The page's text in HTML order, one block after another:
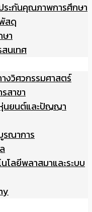
ระกันคุณภาพการศึกษา
สดุ
า
นเทศ
งวิศวกรรมศาสตร์
สาขา
หุ่นยนต์และปัญญา
รณาการ
โลยีพลาสมาและระบบ